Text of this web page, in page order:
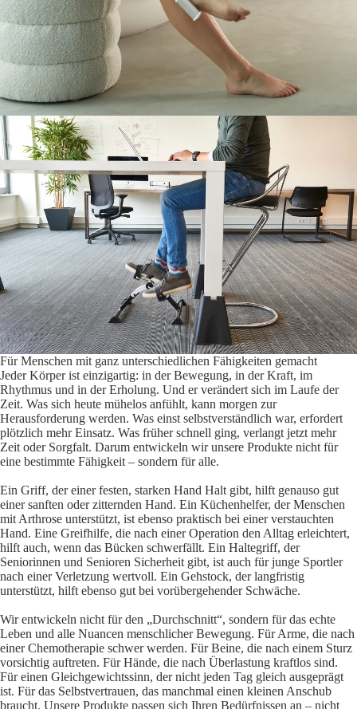
Für Menschen mit ganz unterschiedlichen Fähigkeiten gemacht
Jeder Körper ist einzigartig: in der Bewegung, in der Kraft, im
Rhythmus und in der Erholung. Und er verändert sich im Laufe der
Zeit. Was sich heute mühelos anfühlt, kann morgen zur
Herausforderung werden. Was einst selbstverständlich war, erfordert
plötzlich mehr Einsatz. Was früher schnell ging, verlangt jetzt mehr
Zeit oder Sorgfalt. Darum entwickeln wir unsere Produkte nicht für
eine bestimmte Fähigkeit – sondern für alle.
Ein Griff, der einer festen, starken Hand Halt gibt, hilft genauso gut
einer sanften oder zitternden Hand. Ein Küchenhelfer, der Menschen
mit Arthrose unterstützt, ist ebenso praktisch bei einer verstauchten
Hand. Eine Greifhilfe, die nach einer Operation den Alltag erleichtert,
hilft auch, wenn das Bücken schwerfällt. Ein Haltegriff, der
Seniorinnen und Senioren Sicherheit gibt, ist auch für junge Sportler
nach einer Verletzung wertvoll. Ein Gehstock, der langfristig
unterstützt, hilft ebenso gut bei vorübergehender Schwäche.
Wir entwickeln nicht für den „Durchschnitt“, sondern für das echte
Leben und alle Nuancen menschlicher Bewegung. Für Arme, die nach
einer Chemotherapie schwer werden. Für Beine, die nach einem Sturz
vorsichtig auftreten. Für Hände, die nach Überlastung kraftlos sind.
Für einen Gleichgewichtssinn, der nicht jeden Tag gleich ausgeprägt
ist. Für das Selbstvertrauen, das manchmal einen kleinen Anschub
braucht. Unsere Produkte passen sich Ihren Bedürfnissen an – nicht